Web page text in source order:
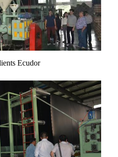
Ecudor